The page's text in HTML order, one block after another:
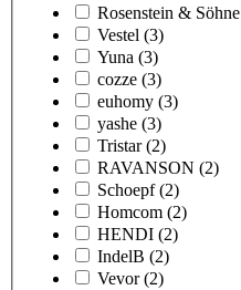
Rosenstein & Söhne
Vestel (3)
Yuna (3)
cozze (3)
euhomy (3)
yashe (3)
Tristar (2)
RAVANSON (2)
Schoepf (2)
Homcom (2)
HENDI (2)
IndelB (2)
Vevor (2)